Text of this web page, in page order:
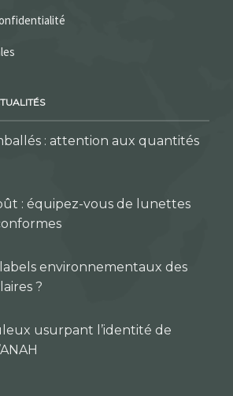
: attention aux quantités
: équipez-vous de lunettes
environnementaux des
?
usurpant l’identité de